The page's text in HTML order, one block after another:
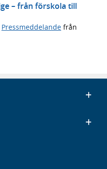
– från förskola till
Pressmeddelande från